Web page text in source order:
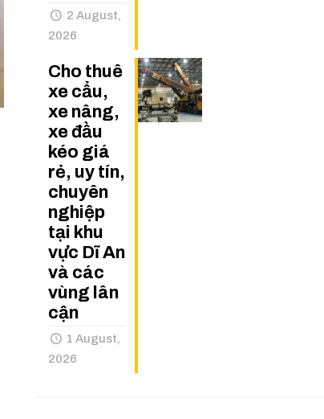
2 August,
2026
Cho thuê
xe cẩu,
xe nâng,
xe đầu
kéo giá
rẻ, uy tín,
chuyên
nghiệp
tại khu
vực Dĩ An
và các
vùng lân
cận
1 August,
2026